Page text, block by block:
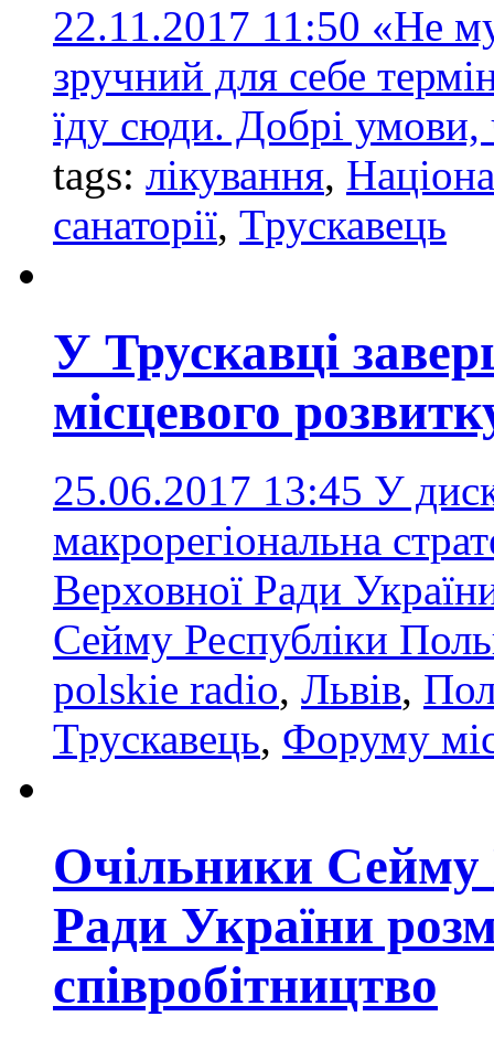
22.11.2017 11:50 «Не
зручний для себе
їду сюди. Добрі
tags: лікування,
санаторії, Трускавець
У Трускавці
місцевого
25.06.2017 13:45 У
макрорегіональна
Верховної Ради
Сейму Республіки
polskie radio, Львів,
Трускавець, Форуму
Очільники Сейму
Ради України
співробітництво